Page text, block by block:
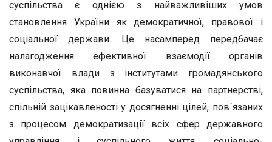
суспільства є однією з найважливіших умов
становлення України як демократичної, правової і
соціальної держави. Це насамперед передбачає
налагодження ефективної взаємодії органів
виконавчої влади з інститутами громадянського
суспільства, яка повинна базуватися на партнерстві,
спільній зацікавленості у досягненні цілей, пов´язаних
з процесом демократизації всіх сфер державного